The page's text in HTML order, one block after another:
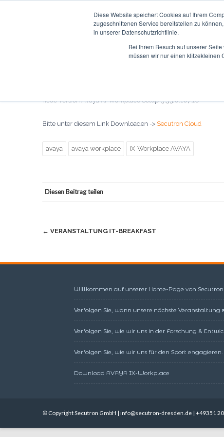
Diese Website speichert Cookies auf Ihrem
zugeschnittenen Service bereitstellen zu
in unserer Datenschutzrichtlinie.
Bei Ihrem Besuch auf unserer
müssen wir nur einen klitzekleinen
DIENSTLEISTUNGEN
neue Version Avaya XI-Workplace Setup-3.35.0.167.18
Bitte unter diesem Link Downloaden -> Secutron Cloud
avaya avaya workplace IX-Workplace AVAYA
Diesen Beitrag teilen
Beitragsnavigation
← VERANSTALTUNG IT-BREAKFAST
Willkommen auf unserer Home-Page von Secutron.
Verfolgen Sie, wann unsere nächste
Verfolgen Sie, wie wir uns in der Forschung &
Verfolgen Sie, wie wir uns für den Sport engagieren.
Download AVAYA IX-Workplace
© Copyright Secutron GmbH | info@secutron-dresden.de | +49351